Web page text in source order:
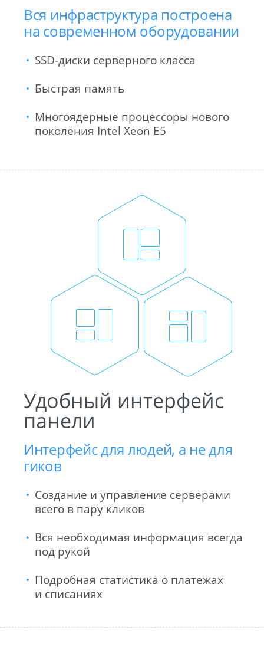
Вся инфраструктура построена
на современном оборудовании
SSD-диски серверного класса
Быстрая память
Многоядерные процессоры нового
поколения Intel Xeon E5
Удобный интерфейс
панели
Интерфейс для людей, а не для
гиков
Создание и управление серверами
всего в пару кликов
Вся необходимая информация всегда
под рукой
Подробная статистика о платежах
и списаниях